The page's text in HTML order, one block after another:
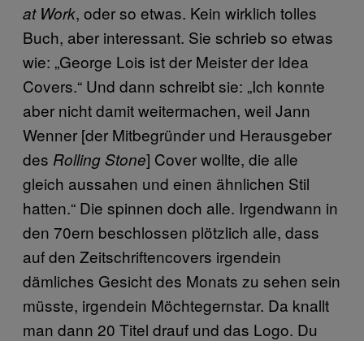
at Work, oder so etwas. Kein wirklich tolles
Buch, aber interessant. Sie schrieb so etwas
wie: „George Lois ist der Meister der Idea
Covers.“ Und dann schreibt sie: „Ich konnte
aber nicht damit weitermachen, weil Jann
Wenner [der Mitbegründer und Herausgeber
des Rolling Stone] Cover wollte, die alle
gleich aussahen und einen ähnlichen Stil
hatten.“ Die spinnen doch alle. Irgendwann in
den 70ern beschlossen plötzlich alle, dass
auf den Zeitschriftencovers irgendein
dämliches Gesicht des Monats zu sehen sein
müsste, irgendein Möchtegernstar. Da knallt
man dann 20 Titel drauf und das Logo. Du